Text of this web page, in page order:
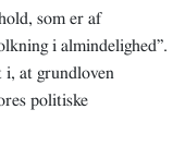
som er af
i almindelighed”.
i, at grundloven
politiske